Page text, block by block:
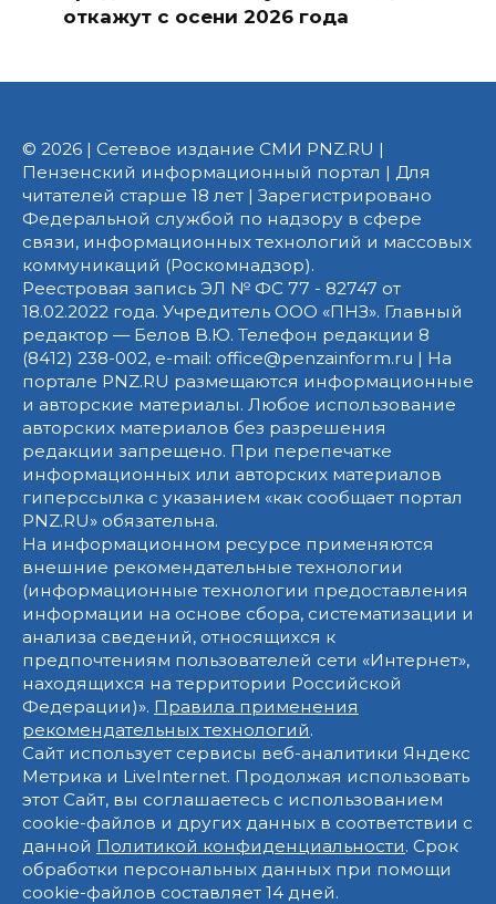
откажут с осени 2026 года
© 2026 | Сетевое издание СМИ PNZ.RU |
Пензенский информационный портал | Для
читателей старше 18 лет | Зарегистрировано
Федеральной службой по надзору в сфере
связи, информационных технологий и массовых
коммуникаций (Роскомнадзор).
Реестровая запись ЭЛ № ФС 77 - 82747 от
18.02.2022 года. Учредитель ООО «ПНЗ». Главный
редактор — Белов В.Ю. Телефон редакции 8
(8412) 238-002, e-mail: office@penzainform.ru | На
портале PNZ.RU размещаются информационные
и авторские материалы. Любое использование
авторских материалов без разрешения
редакции запрещено. При перепечатке
информационных или авторских материалов
гиперссылка с указанием «как сообщает портал
PNZ.RU» обязательна.
На информационном ресурсе применяются
внешние рекомендательные технологии
(информационные технологии предоставления
информации на основе сбора, систематизации и
анализа сведений, относящихся к
предпочтениям пользователей сети «Интернет»,
находящихся на территории Российской
Федерации)». Правила применения
рекомендательных технологий.
Сайт использует сервисы веб-аналитики Яндекс
Метрика и LiveInternet. Продолжая использовать
этот Сайт, вы соглашаетесь с использованием
cookie-файлов и других данных в соответствии с
данной Политикой конфиденциальности. Срок
обработки персональных данных при помощи
cookie-файлов составляет 14 дней.